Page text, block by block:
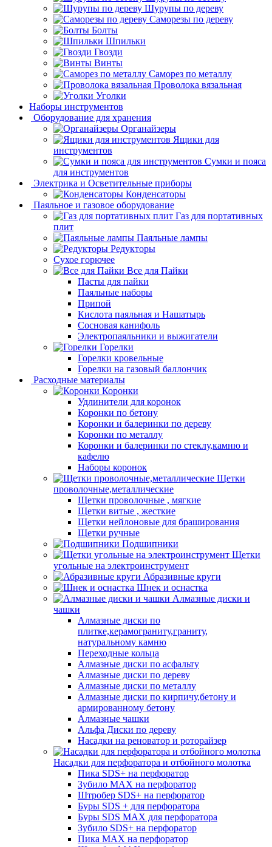
Шурупы по дереву
Саморезы по дереву
Болты
Шпильки
Гвозди
Винты
Саморез по металлу
Проволока вязальная
Уголки
Наборы инструментов
Оборудование для хранения
Органайзеры
Ящики для
инструментов
Сумки и пояса
для инструментов
Электрика и Осветительные приборы
Конденсаторы
Паяльное и газовое оборудование
Газ для портативных
плит
Паяльные лампы
Редукторы
Сухое горючее
Все для Пайки
Пасты для пайки
Паяльные наборы
Припой
Кислота паяльная и Нашатырь
Сосновая канифоль
Электропаяльники и выжигатели
Горелки
Горелки кровельные
Горелки на газовый баллончик
Расходные материалы
Коронки
Удлинители для коронок
Коронки по бетону
Коронки и балеринки по дереву
Коронки по металлу
Коронки и балеринки по стеклу,камню и
кафелю
Наборы коронок
Щетки
проволочные,металлические
Щетки проволочные , мягкие
Щетки витые , жесткие
Щетки нейлоновые для браширования
Щетки ручные
Подшипники
Щетки
угольные на электроинструмент
Абразивные круги
Шнек и оснастка
Алмазные диски и
чашки
Алмазные диски по
плитке,керамограниту,граниту,
натуральному камню
Переходные кольца
Алмазные диски по асфальту
Алмазные диски по дереву
Алмазные диски по металлу
Алмазные диски по кирпичу,бетону и
армированному бетону
Алмазные чашки
Альфа Диски по дереву
Насадки на реноватор и роторайзер
Насадки для перфоратора и отбойного молотка
Пика SDS+ на перфоратор
Зубило MAX на перфоратор
Штробер SDS+ на перфоратор
Буры SDS + для перфоратора
Буры SDS MAX для перфоратора
Зубило SDS+ на перфоратор
Пика MAX на перфоратор